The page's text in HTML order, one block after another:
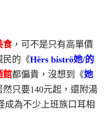
食，可不是只有高單價
民的《Hërs biströ她/的
館都偏貴，沒想到《她
只要140元起，還附湯
成為不少上班族口耳相